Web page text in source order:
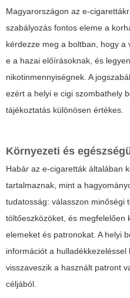
Magyarországon az e-
szabályozás fontos eleme a
kérdezze meg a boltban, hogy
e a hazai előírásoknak, és
nikotinmennyiségnek. A
ezért a helyi e cigi szombathely
tájékoztatás különösen értékes.
Környezeti és
Habár az e-cigaretták általában
tartalmaznak, mint a
tudatosság: válasszon minőségi
töltőeszközöket, és megfelelően
elemeket és patronokat. A helyi
információt a
visszaveszik a használt patront
céljából.